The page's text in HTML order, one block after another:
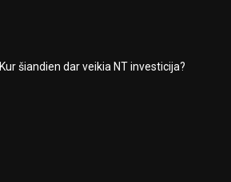
Kur šiandien dar veikia NT investicija?